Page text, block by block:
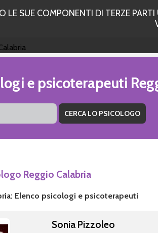
LE SUE COMPONENTI DI TERZE
e psicoterapeuti
Reggio Calabria
Elenco psicologi e psicoterapeuti
Sonia Pizzoleo